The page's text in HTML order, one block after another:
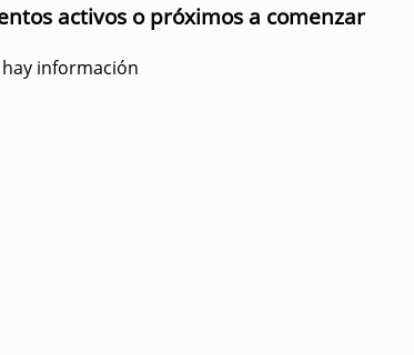
activos o próximos a comenzar
información